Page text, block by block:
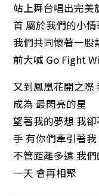
站上舞台唱出完
首 屬於我們的小
我們共同懷著一
前大喊 Go Fight
又到鳳凰花開之
成為 最閃亮的星
望著我的夢想 我
手 有你們牽引著我
不管距離多遠 我
一天 會再相聚